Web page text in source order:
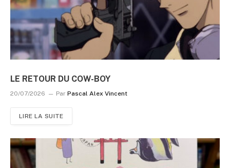
LE RETOUR DU COW-BOY
20/07/2026 Par Pascal Alex Vincent
LIRE LA SUITE